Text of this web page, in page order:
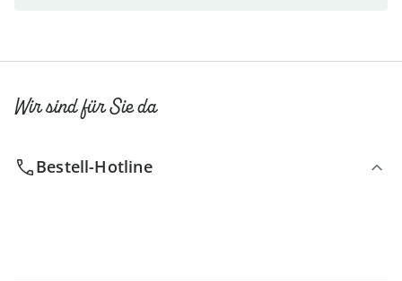
Wir sind für Sie da
Bestell-Hotline